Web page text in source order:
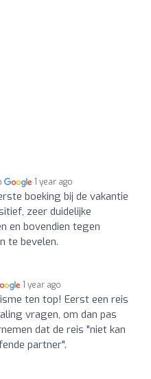
1 year ago
boeking bij de vakantie
zeer duidelijke
en bovendien tegen
te bevelen.
1 year ago
ten top! Eerst een reis
vragen, om dan pas
dat de reis "niet kan
partner".